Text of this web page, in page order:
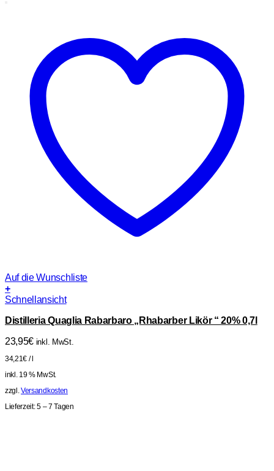
Auf die Wunschliste
+
Schnellansicht
Distilleria Quaglia Rabarbaro „Rhabarber Likör “ 20% 0,7l
23,95€ inkl. MwSt.
34,21€ /
inkl. 19 % MwSt.
zzgl.Versandkosten
Lieferzeit:5 – 7 Tagen